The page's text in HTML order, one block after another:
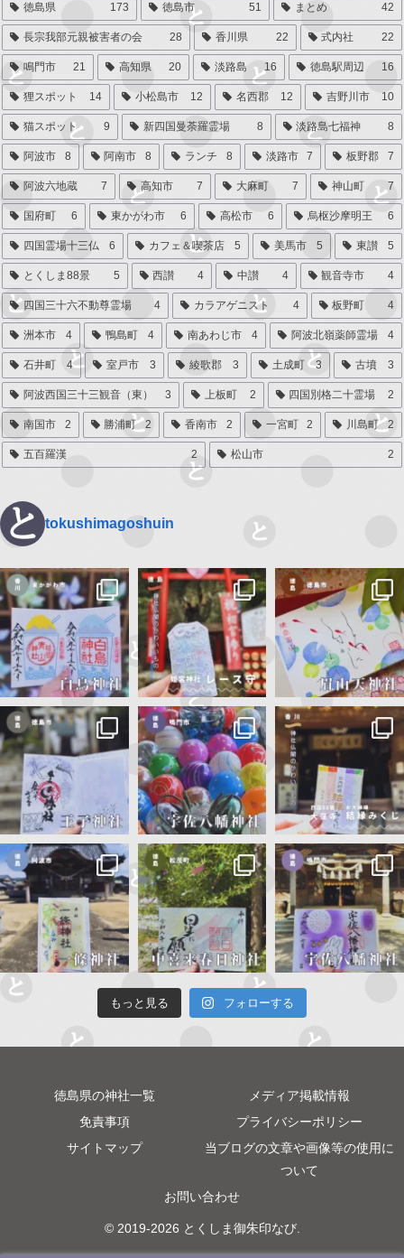
徳島県 173 徳島市 51 まとめ 42
長宗我部元親被害者の会 28 香川県 22 式内社 22
鳴門市 21 高知県 20 淡路島 16 徳島駅周辺 16
狸スポット 14 小松島市 12 名西郡 12 吉野川市 10
猫スポット 9 新四国曼荼羅霊場 8 淡路島七福神 8
阿波市 8 阿南市 8 ランチ 8 淡路市 7 板野郡 7
阿波六地蔵 7 高知市 7 大麻町 7 神山町 7
国府町 6 東かがわ市 6 高松市 6 烏枢沙摩明王 6
四国霊場十三仏 6 カフェ＆喫茶店 5 美馬市 5 東讃 5
とくしま88景 5 西讃 4 中讃 4 観音寺市 4
四国三十六不動尊霊場 4 カラアゲニスト 4 板野町 4
洲本市 4 鴨島町 4 南あわじ市 4 阿波北嶺薬師霊場 4
石井町 4 室戸市 3 綾歌郡 3 土成町 3 古墳 3
阿波西国三十三観音（東） 3 上板町 2 四国別格二十霊場 2
南国市 2 勝浦町 2 香南市 2 一宮町 2 川島町 2
五百羅漢 2 松山市 2
tokushimagoshuin
もっと見る フォローする
徳島県の神社一覧
メディア掲載情報
免責事項
プライバシーポリシー
サイトマップ
当ブログの文章や画像等の使用に
ついて
お問い合わせ
© 2019-2026 とくしま御朱印なび.